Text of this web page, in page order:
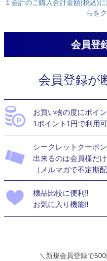
１会計のご購入合計金額(税込)
らを
会員登
会員登録が
お買い物の度にポイ
1ポイント1円で利用
シークレットクーポ
出来るのは会員様だ
（メルマガで不定期配
標品比較に便利‼
お気に入り機能‼
＼新規会員登録で